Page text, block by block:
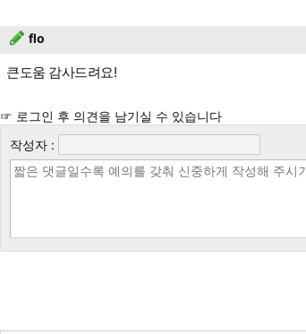
flo
큰도움 감사드려요!
☞ 로그인 후 의견을 남기실 수 있습니다
작성자 :